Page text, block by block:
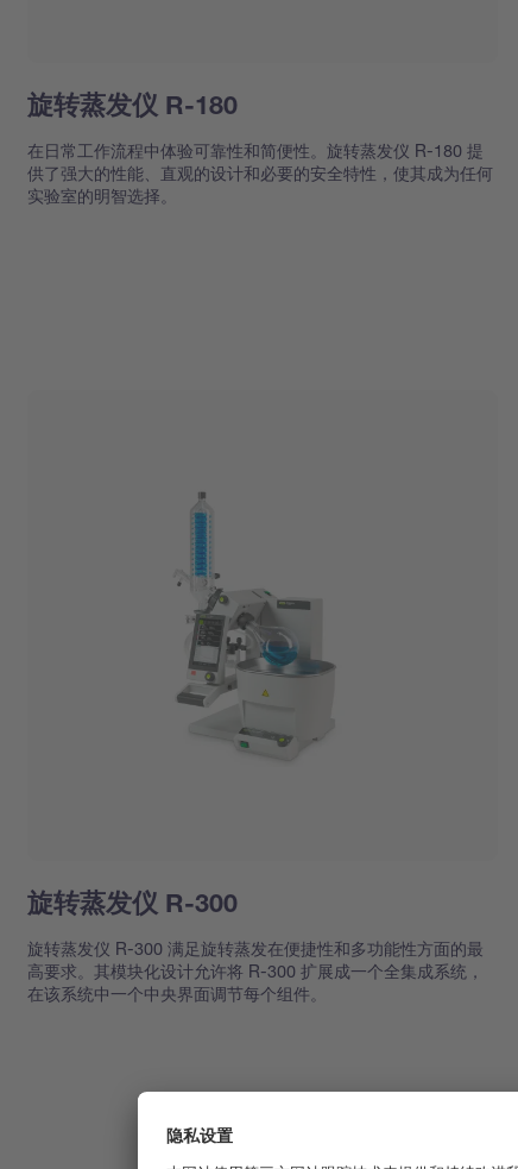
旋转蒸发仪 R-180
在日常工作流程中体验可靠性和简便性。旋转蒸发仪 R-180 提
供了强大的性能、直观的设计和必要的安全特性，使其成为任何
实验室的明智选择。
旋转蒸发仪 R-300
旋转蒸发仪 R-300 满足旋转蒸发在便捷性和多功能性方面的最
高要求。其模块化设计允许将 R-300 扩展成一个全集成系统，
在该系统中一个中央界面调节每个组件。